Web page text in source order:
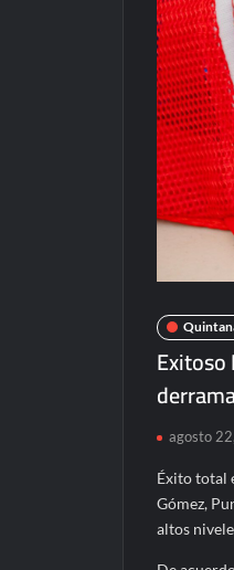
Exitoso
agosto
Éxito total
Gómez,
altos